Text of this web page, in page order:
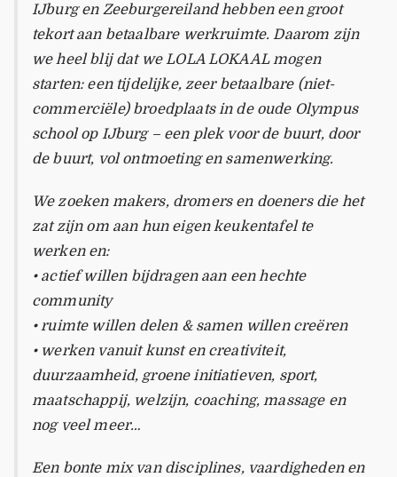
IJburg en Zeeburgereiland hebben een groot
tekort aan betaalbare werkruimte. Daarom zijn
we heel blij dat we LOLA LOKAAL mogen
starten: een tijdelijke, zeer betaalbare (niet-
commerciële) broedplaats in de oude Olympus
school op IJburg – een plek voor de buurt, door
de buurt, vol ontmoeting en samenwerking.
We zoeken makers, dromers en doeners die het
zat zijn om aan hun eigen keukentafel te
werken en:
• actief willen bijdragen aan een hechte
community
• ruimte willen delen & samen willen creëren
• werken vanuit kunst en creativiteit,
duurzaamheid, groene initiatieven, sport,
maatschappij, welzijn, coaching, massage en
nog veel meer…
Een bonte mix van disciplines, vaardigheden en